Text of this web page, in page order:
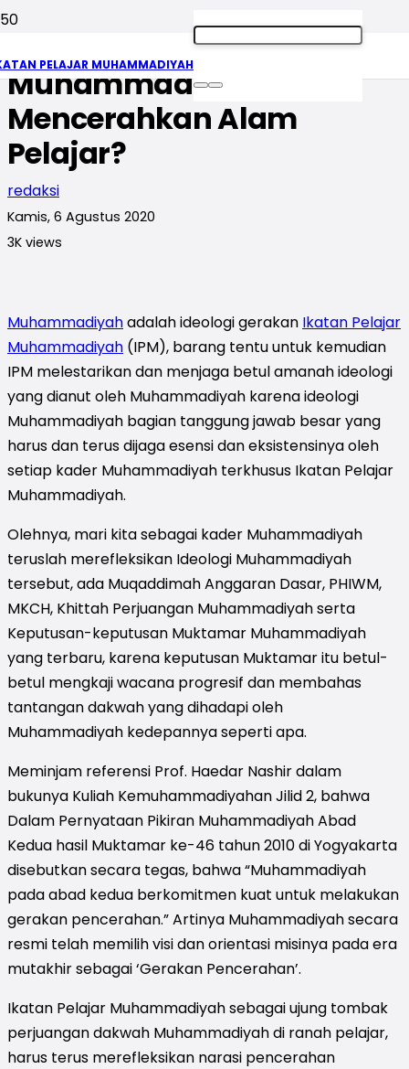
PELAJAR MUHAMMADIYAH
Mampukah Ikatan Pelajar
Muhammadiyah
Mencerahkan Alam
Pelajar?
redaksi
Kamis, 6 Agustus 2020
3K views
Muhammadiyahadalah ideologi gerakan Ikatan Pelajar
Muhammadiyah (IPM), barang tentu untuk kemudian
IPM melestarikan dan menjaga betul amanah ideologi
yang dianut oleh Muhammadiyah karena ideologi
Muhammadiyah bagian tanggung jawab besar yang
harus dan terus dijaga esensi dan eksistensinya oleh
setiap kader Muhammadiyah terkhusus Ikatan Pelajar
Muhammadiyah.
Olehnya, mari kita sebagai kader Muhammadiyah
teruslah merefleksikan Ideologi Muhammadiyah
tersebut, ada Muqaddimah Anggaran Dasar, PHIWM,
MKCH, Khittah Perjuangan Muhammadiyah serta
Keputusan-keputusan Muktamar Muhammadiyah
yang terbaru, karena keputusan Muktamar itu betul-
betul mengkaji wacana progresif dan membahas
tantangan dakwah yang dihadapi oleh
Muhammadiyah kedepannya seperti apa.
Meminjam referensi Prof. Haedar Nashir dalam
bukunya Kuliah Kemuhammadiyahan Jilid 2, bahwa
Dalam Pernyataan Pikiran Muhammadiyah Abad
Kedua hasil Muktamar ke-46 tahun 2010 di Yogyakarta
disebutkan secara tegas, bahwa “Muhammadiyah
pada abad kedua berkomitmen kuat untuk melakukan
gerakan pencerahan.” Artinya Muhammadiyah secara
resmi telah memilih visi dan orientasi misinya pada era
mutakhir sebagai ‘Gerakan Pencerahan’.
Ikatan Pelajar Muhammadiyah sebagai ujung tombak
perjuangan dakwah Muhammadiyah di ranah pelajar,
harus terus merefleksikan narasi pencerahan